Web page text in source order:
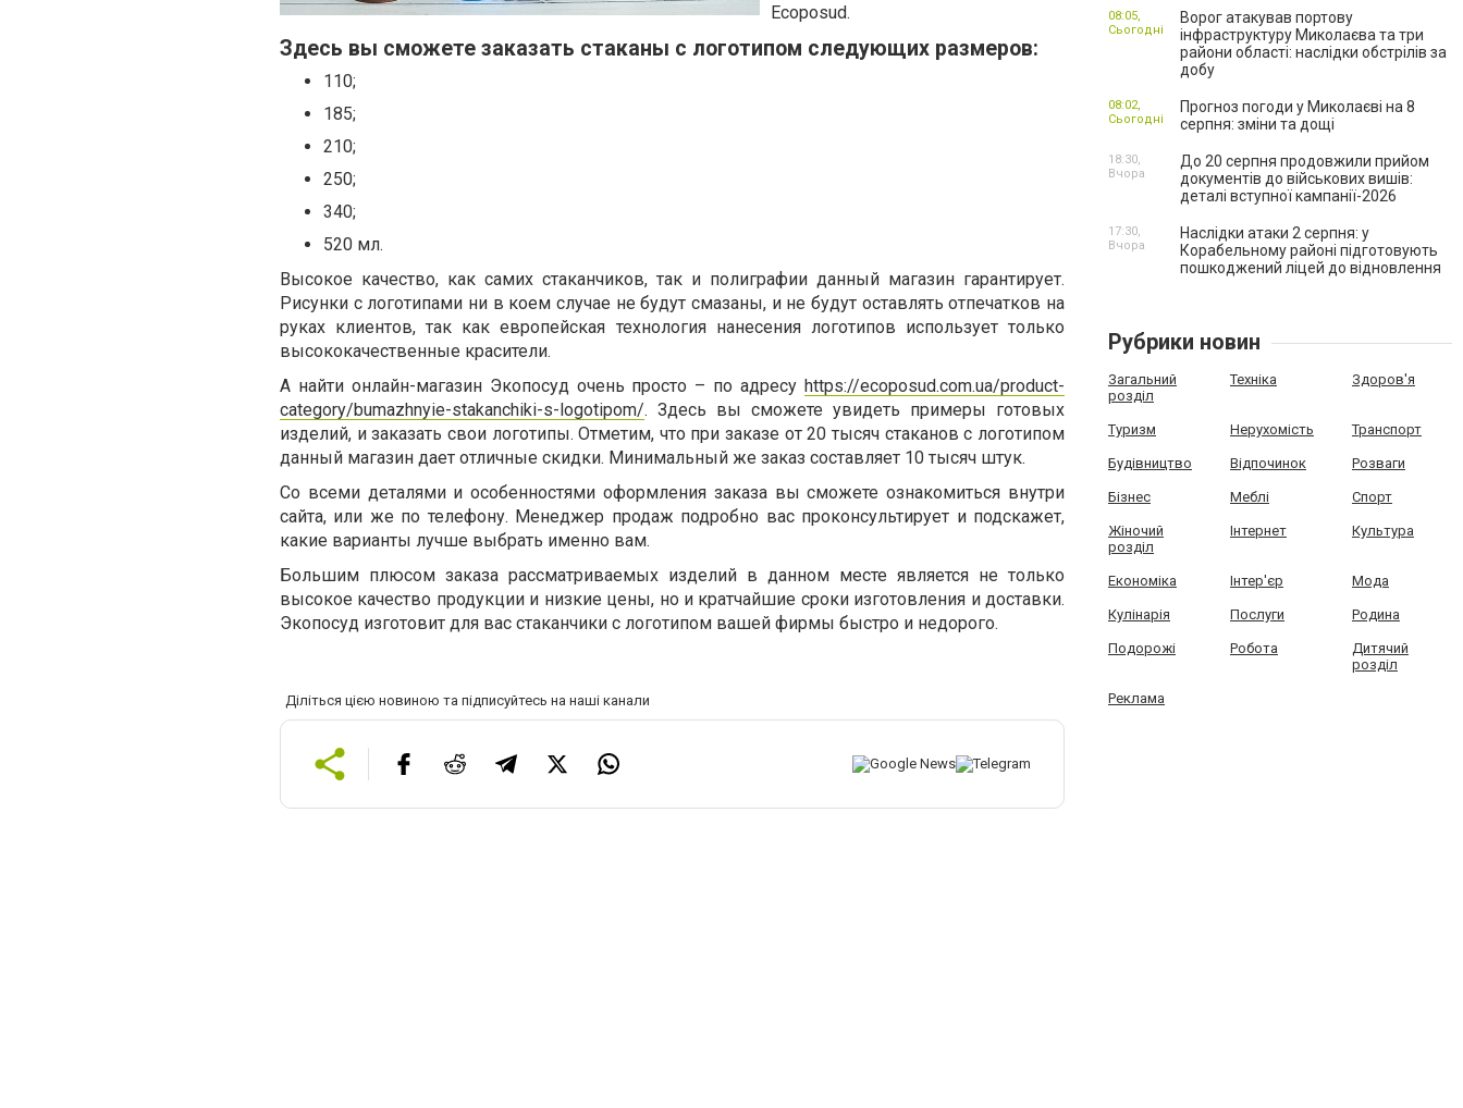
Ecoposud.
Здесь вы сможете заказать стаканы с логотипом следующих размеров:
110;
185;
210;
250;
340;
520 мл.
Высокое качество, как самих стаканчиков, так и полиграфии данный магазин гарантирует.
Рисунки с логотипами ни в коем случае не будут смазаны, и не будут оставлять отпечатков на
руках клиентов, так как европейская технология нанесения логотипов использует только
высококачественные красители.
А найти онлайн-магазин Экопосуд очень просто – по адресу https://ecoposud.com.ua/product-
category/bumazhnyie-stakanchiki-s-logotipom/. Здесь вы сможете увидеть примеры готовых
изделий, и заказать свои логотипы. Отметим, что при заказе от 20 тысяч стаканов с логотипом
данный магазин дает отличные скидки. Минимальный же заказ составляет 10 тысяч штук.
Со всеми деталями и особенностями оформления заказа вы сможете ознакомиться внутри
сайта, или же по телефону. Менеджер продаж подробно вас проконсультирует и подскажет,
какие варианты лучше выбрать именно вам.
Большим плюсом заказа рассматриваемых изделий в данном месте является не только
высокое качество продукции и низкие цены, но и кратчайшие сроки изготовления и доставки.
Экопосуд изготовит для вас стаканчики с логотипом вашей фирмы быстро и недорого.
Діліться цією новиною та підписуйтесь на наші канали
Ворог атакував портову
інфраструктуру Миколаєва та три
райони області: наслідки обстрілів за
добу
08:05,
Сьогодні
Прогноз погоди у Миколаєві на 8
серпня: зміни та дощі
08:02,
Сьогодні
До 20 серпня продовжили прийом
документів до військових вишів:
деталі вступної кампанії-2026
18:30,
Вчора
Наслідки атаки 2 серпня: у
Корабельному районі підготовують
пошкоджений ліцей до відновлення
17:30,
Вчора
Рубрики новин
Загальний
розділ
Техніка Здоров'я
Туризм Нерухомість Транспорт
Будівництво Відпочинок Розваги
Бізнес Меблі Спорт
Жіночий
розділ
Інтернет Культура
Економіка Інтер'єр Мода
Кулінарія Послуги Родина
Подорожі Робота
Дитячий
розділ
Реклама